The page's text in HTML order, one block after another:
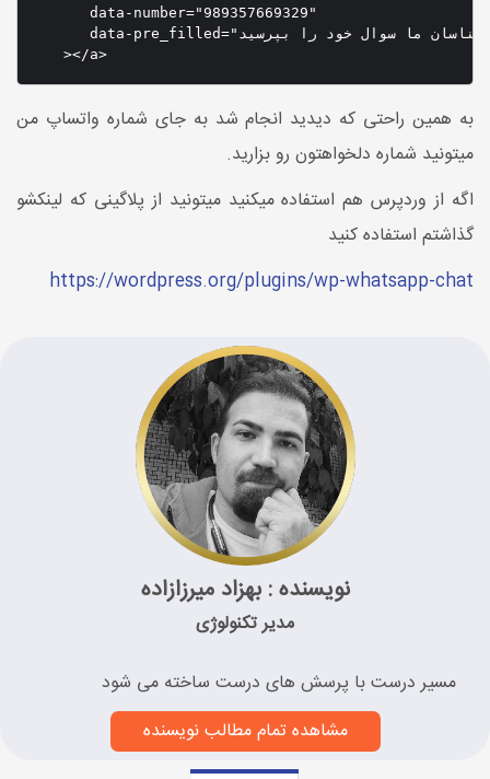
       data-number="989357669329"
       data-pre_filled="از کارشناسان ما سوال خود را بپرسید"
    ></a>
به همین راحتی که دیدید انجام شد به جای شماره واتساپ من
میتونید شماره دلخواهتون رو بزارید.
اگه از وردپرس هم استفاده میکنید میتونید از پلاگینی که لینکشو
گذاشتم استفاده کنید
https://wordpress.org/plugins/wp-whatsapp-chat
نویسنده : بهزاد میرزازاده
مدیر تکنولوژی
مسیر درست با پرسش های درست ساخته می شود
مشاهده تمام مطالب نویسنده